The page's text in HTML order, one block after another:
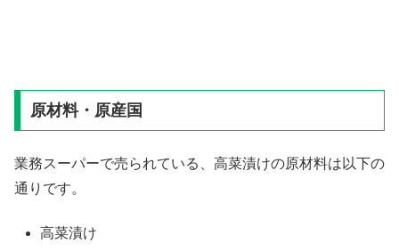
原材料・原産国
業務スーパーで売られている、高菜漬けの原材料は以下の
通りです。
高菜漬け